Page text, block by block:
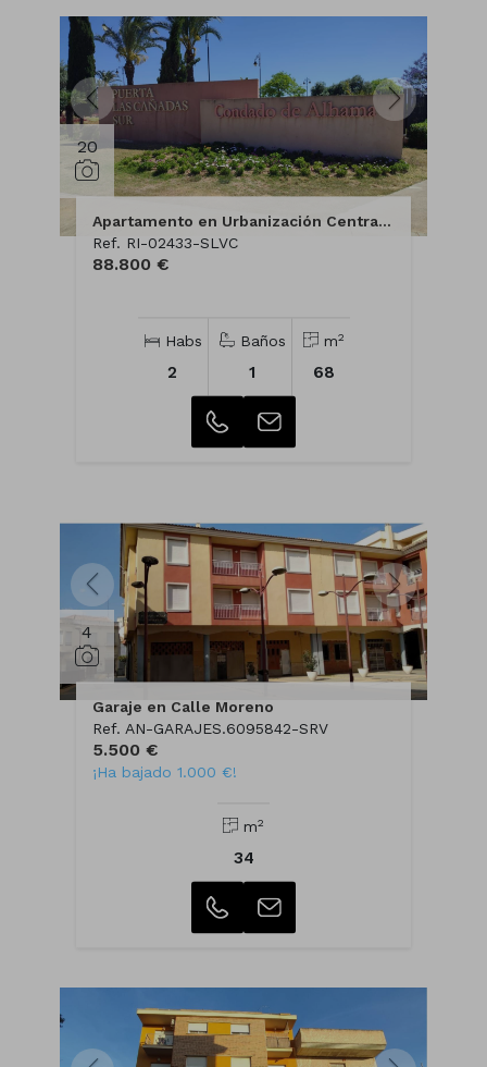
20
Apartamento en Urbanización Central Cañadas
Ref. RI-02433-SLVC
88.800 €
Habs
2
Baños
1
m2
68
4
Garaje en Calle Moreno
Ref. AN-GARAJES.6095842-SRV
5.500 €
¡Ha bajado 1.000 €!
m2
34